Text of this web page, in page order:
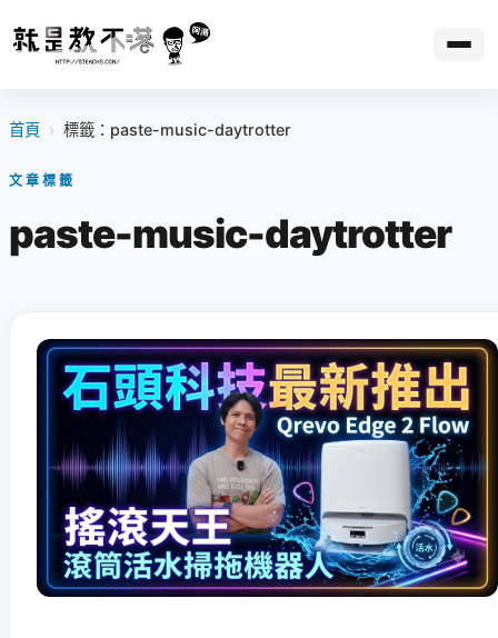
首頁 › 標籤：paste-music-daytrotter
文章標籤
paste-music-daytrotter